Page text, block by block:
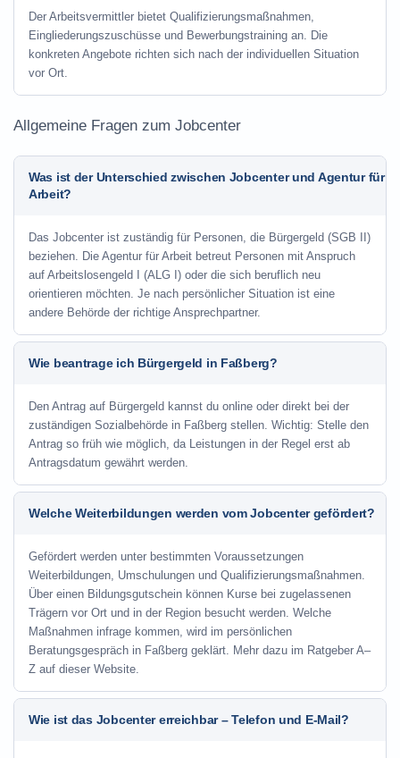
Der Arbeitsvermittler bietet Qualifizierungsmaßnahmen,
Eingliederungszuschüsse und Bewerbungstraining an. Die
konkreten Angebote richten sich nach der individuellen Situation
vor Ort.
Allgemeine Fragen zum Jobcenter
Was ist der Unterschied zwischen Jobcenter und Agentur für
Arbeit?
Das Jobcenter ist zuständig für Personen, die Bürgergeld (SGB II)
beziehen. Die Agentur für Arbeit betreut Personen mit Anspruch
auf Arbeitslosengeld I (ALG I) oder die sich beruflich neu
orientieren möchten. Je nach persönlicher Situation ist eine
andere Behörde der richtige Ansprechpartner.
Wie beantrage ich Bürgergeld in Faßberg?
Den Antrag auf Bürgergeld kannst du online oder direkt bei der
zuständigen Sozialbehörde in Faßberg stellen. Wichtig: Stelle den
Antrag so früh wie möglich, da Leistungen in der Regel erst ab
Antragsdatum gewährt werden.
Welche Weiterbildungen werden vom Jobcenter gefördert?
Gefördert werden unter bestimmten Voraussetzungen
Weiterbildungen, Umschulungen und Qualifizierungsmaßnahmen.
Über einen Bildungsgutschein können Kurse bei zugelassenen
Trägern vor Ort und in der Region besucht werden. Welche
Maßnahmen infrage kommen, wird im persönlichen
Beratungsgespräch in Faßberg geklärt. Mehr dazu im Ratgeber A–
Z auf dieser Website.
Wie ist das Jobcenter erreichbar – Telefon und E-Mail?